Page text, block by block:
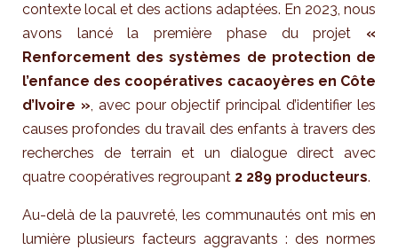
contexte local et des actions adaptées. En 2023, nous
avons lancé la première phase du projet «
Renforcement des systèmes de protection de
l’enfance des coopératives cacaoyères en Côte
d’Ivoire », avec pour objectif principal d’identifier les
causes profondes du travail des enfants à travers des
recherches de terrain et un dialogue direct avec
quatre coopératives regroupant 2 289 producteurs.
Au-delà de la pauvreté, les communautés ont mis en
lumière plusieurs facteurs aggravants : des normes